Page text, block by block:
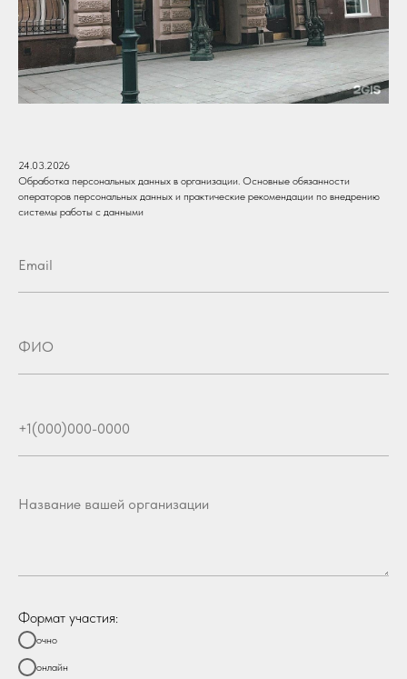
24.03.2026
Обработка персональных данных в организации. Основные обязанности
операторов персональных данных и практические рекомендации по внедрению
системы работы с данными
Формат участия:
очно
онлайн